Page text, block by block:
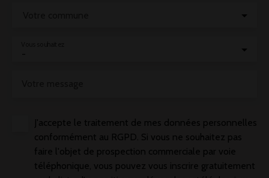
-
J'accepte le traitement de mes données personnelles
conformément au RGPD. Si vous ne souhaitez pas
faire l'objet de prospection commerciale par voie
téléphonique, vous pouvez vous inscrire gratuitement